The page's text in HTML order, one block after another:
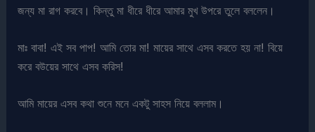
জন্য মা রাগ করবে। কিন্তু মা ধীরে ধীরে আমার মুখ উপরে তুলে বললেন।
মাঃ বাবা! এই সব পাপ! আমি তোর মা! মায়ের সাথে এসব করতে হয় না! বিয়ে
করে বউয়ের সাথে এসব করিস!
আমি মায়ের এসব কথা শুনে মনে একটু সাহস নিয়ে বললাম।